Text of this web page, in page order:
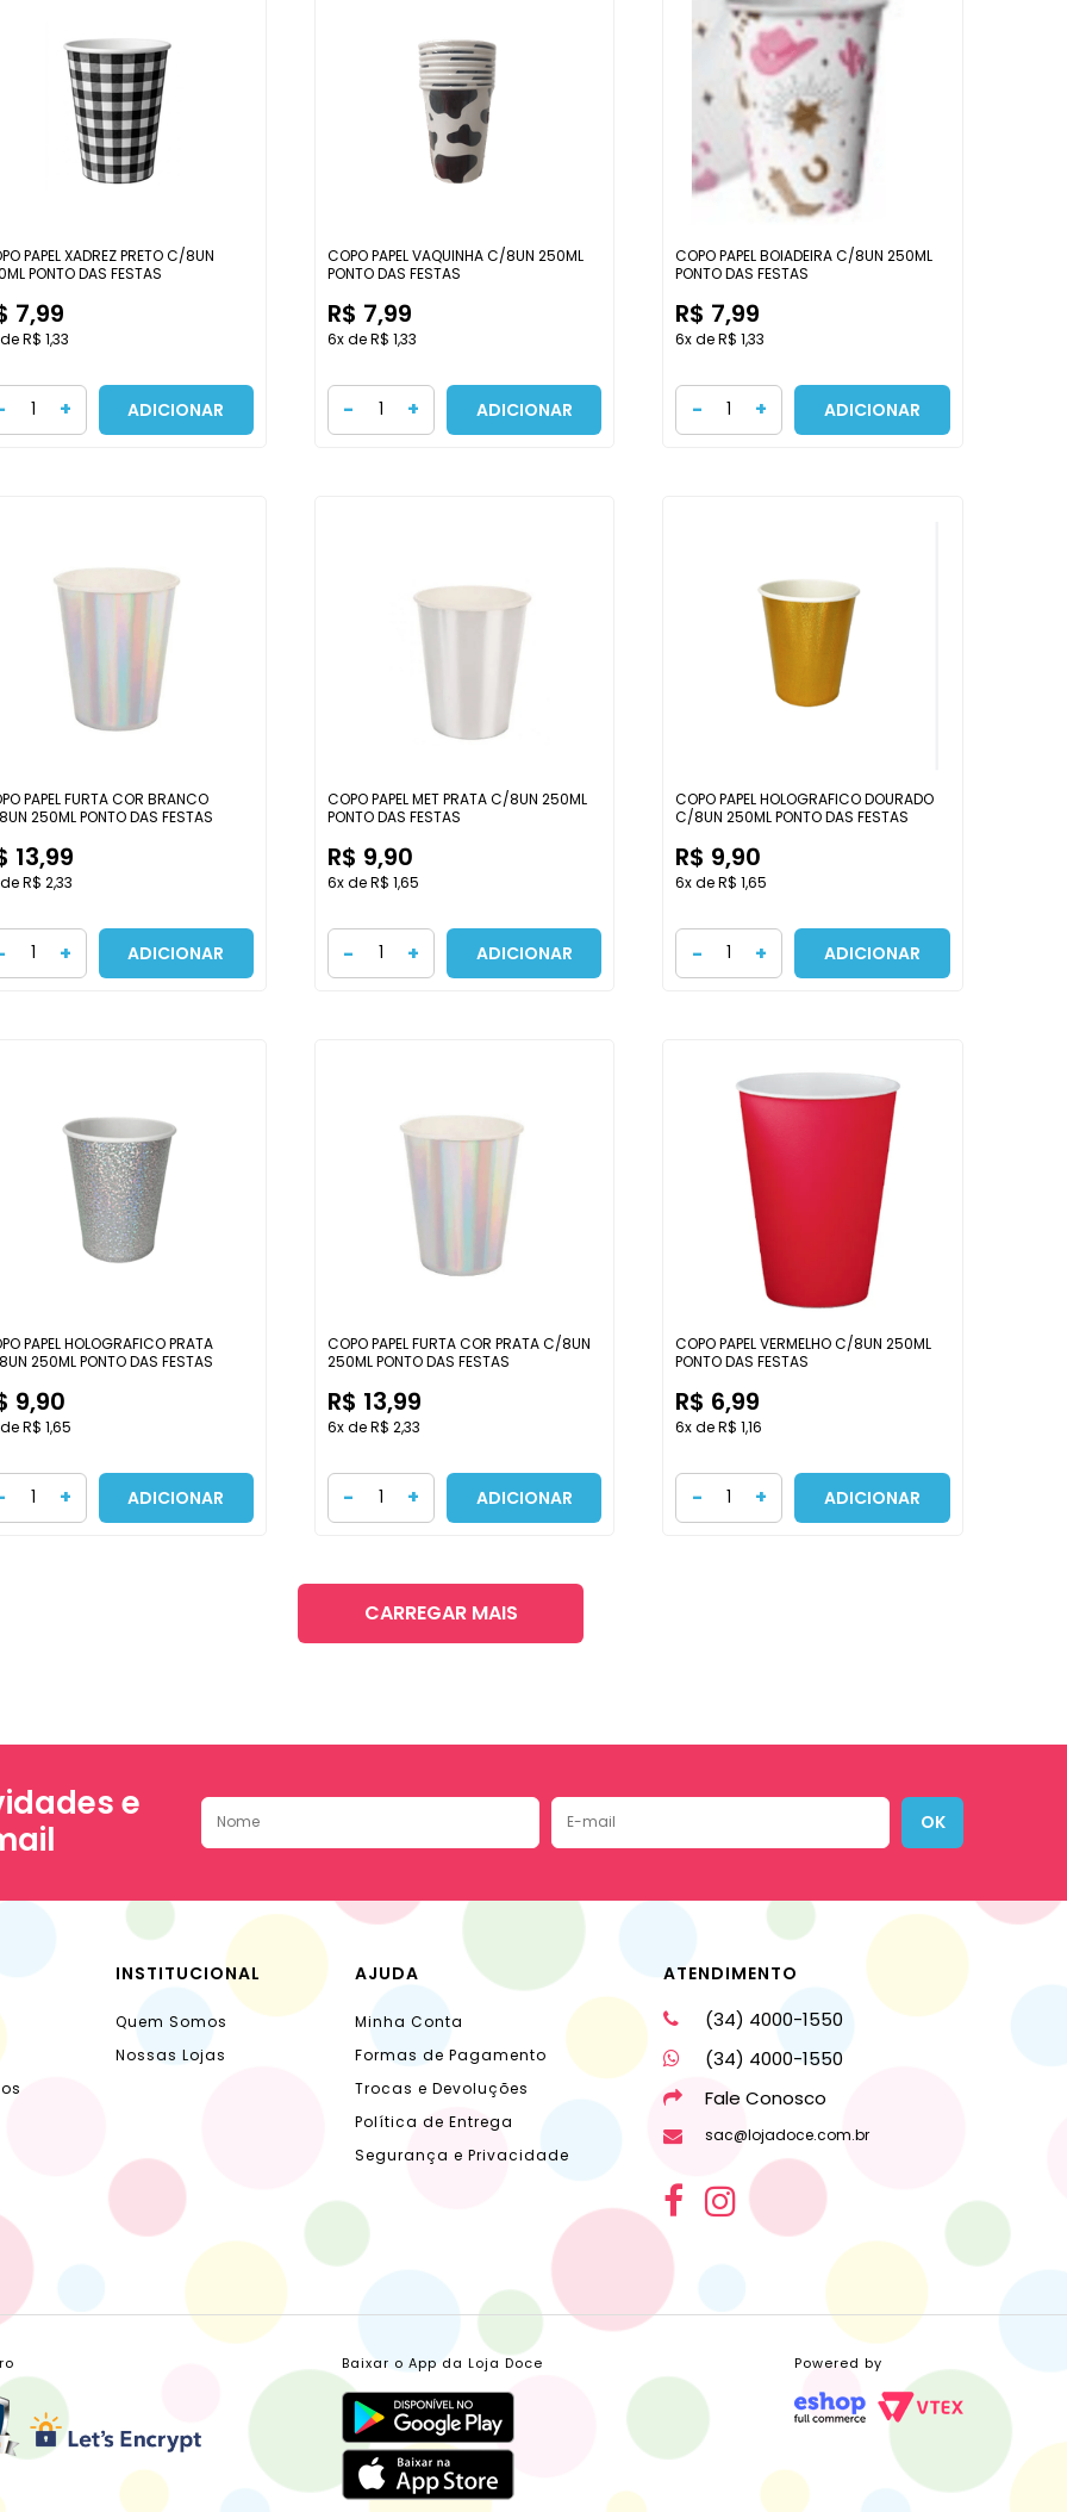
PAPEL XADREZ PRETO C/8UN
PONTO DAS FESTAS
7,99
R$ 1,33
+ ADICIONAR
COPO PAPEL VAQUINHA C/8UN 250ML
PONTO DAS FESTAS
R$ 7,99
6x de R$ 1,33
- + ADICIONAR
COPO PAPEL BOIADEIRA C/8UN 250ML
PONTO DAS FESTAS
R$ 7,99
6x de R$ 1,33
- + ADICIONAR
PAPEL FURTA COR BRANCO
250ML PONTO DAS FESTAS
13,99
R$ 2,33
+ ADICIONAR
COPO PAPEL MET PRATA C/8UN 250ML
PONTO DAS FESTAS
R$ 9,90
6x de R$ 1,65
- + ADICIONAR
COPO PAPEL HOLOGRAFICO DOURADO
C/8UN 250ML PONTO DAS FESTAS
R$ 9,90
6x de R$ 1,65
- + ADICIONAR
PAPEL HOLOGRAFICO PRATA
250ML PONTO DAS FESTAS
9,90
R$ 1,65
+ ADICIONAR
COPO PAPEL FURTA COR PRATA C/8UN
250ML PONTO DAS FESTAS
R$ 13,99
6x de R$ 2,33
- + ADICIONAR
COPO PAPEL VERMELHO C/8UN 250ML
PONTO DAS FESTAS
R$ 6,99
6x de R$ 1,16
- + ADICIONAR
CARREGAR MAIS
e
OK
INSTITUCIONAL
Quem Somos
Nossas Lojas
AJUDA
Minha Conta
Formas de Pagamento
Trocas e Devoluções
Política de Entrega
Segurança e Privacidade
ATENDIMENTO
(34) 4000-1550
(34) 4000-1550
Fale Conosco
sac@lojadoce.com.br
Baixar o App da Loja Doce Powered by